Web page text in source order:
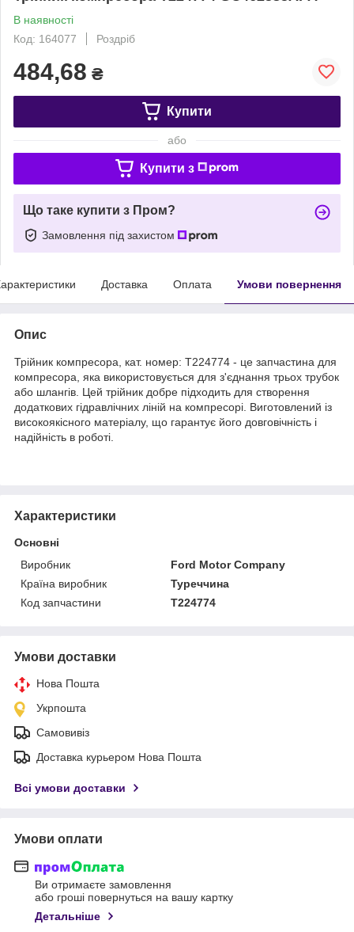
В наявності
Код: 164077
Роздріб
484,68 ₴
Купити
або
Купити з
Що таке купити з Пром?
Замовлення під захистом
Доставка Оплата Умови повернення
Опис
Трійник компресора, кат. номер: T224774 - це запчастина для
компресора, яка використовується для з'єднання трьох трубок
або шлангів. Цей трійник добре підходить для створення
додаткових гідравлічних ліній на компресорі. Виготовлений із
високоякісного матеріалу, що гарантує його довговічність і
надійність в роботі.
Характеристики
Основні
Виробник
Ford Motor Company
Країна виробник
Туреччина
Код запчастини
T224774
Умови доставки
Нова Пошта
Укрпошта
Самовивіз
Доставка курьером Нова Пошта
Всі умови доставки
Умови оплати
Ви отримаєте замовлення
або гроші повернуться на вашу картку
Детальніше